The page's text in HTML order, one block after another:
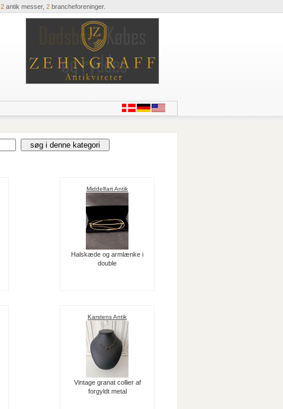
2antik messer, 2brancheforeninger.
Middelfart Antik
Halskæde og armlænke i
double
Karstens Antik
Vintage granat collier af
forgyldt metal